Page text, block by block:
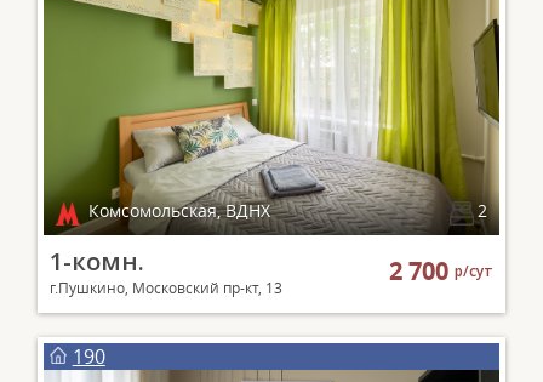
Комсомольская, ВДНХ 2
1-комн.
г.Пушкино, Московский пр-кт, 13
2 700р/сут
190